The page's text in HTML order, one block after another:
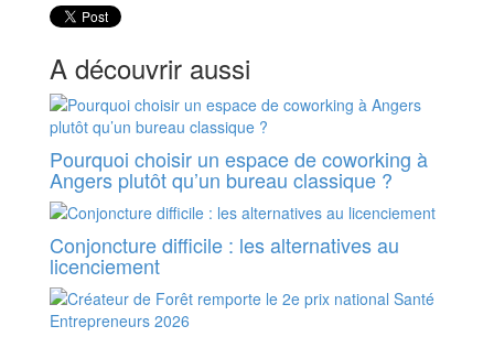
A découvrir aussi
Pourquoi choisir un espace de coworking à
Angers plutôt qu’un bureau classique ?
Conjoncture difficile : les alternatives au
licenciement